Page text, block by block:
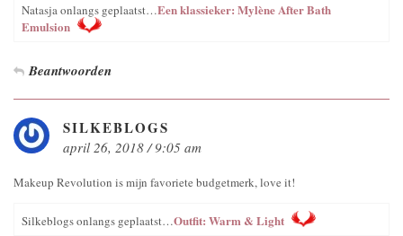
Natasja onlangs geplaatst…Een klassieker: Mylène After Bath
Emulsion
Beantwoorden
SILKEBLOGS
april 26, 2018 / 9:05 am
Makeup Revolution is mijn favoriete budgetmerk, love it!
Silkeblogs onlangs geplaatst…Outfit: Warm & Light